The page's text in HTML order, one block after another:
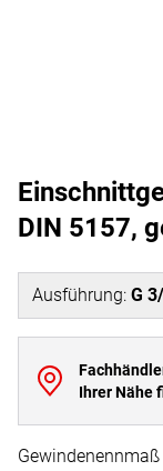
DIN 5157,
Ausführung: G
Ihrer Nähe